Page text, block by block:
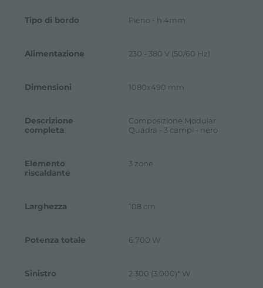
Tipo di bordo Pieno - h 4mm
Alimentazione 230 - 380 V (50/60 Hz)
Dimensioni 1080x490 mm
Descrizione
completa
Composizione Modular
Quadra - 3 campi - nero
Elemento
riscaldante
3 zone
Larghezza 108 cm
Potenza totale 6.700 W
Sinistro 2.300 (3.000)* W